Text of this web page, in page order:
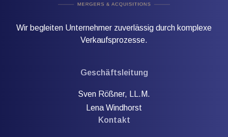
Wir begleiten Unternehmer zuverlässig durch komplexe
Verkaufsprozesse.
Geschäftsleitung
Sven Rößner, LL.M.
Lena Windhorst
Kontakt